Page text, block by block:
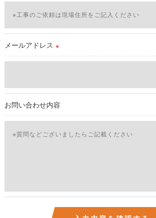
続を定めさせて頂いております。
ご本人である事を確認のうえ、対応させて頂
個人情報の開示･訂正･削除・利用停止の具体
しては、お電話でお問合せ下さい。v
メールアドレス ※
お問い合わせ内容